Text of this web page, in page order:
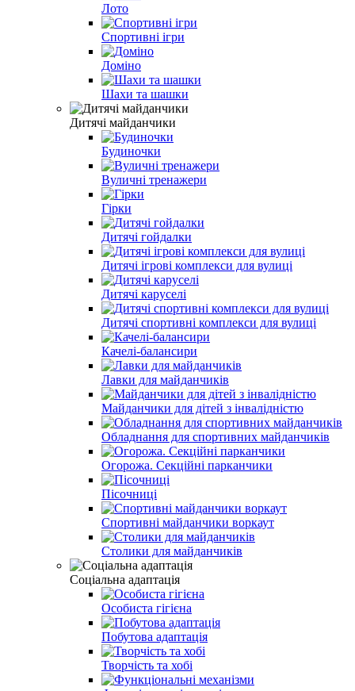
Лото
Спортивні ігри
Доміно
Шахи та шашки
Дитячі майданчики
Будиночки
Вуличні тренажери
Гірки
Дитячі гойдалки
Дитячі ігрові комплекси для вулиці
Дитячі каруселі
Дитячі спортивні комплекси для вулиці
Качелі-балансири
Лавки для майданчиків
Майданчики для дітей з інвалідністю
Обладнання для спортивних майданчиків
Огорожа. Секційні парканчики
Пісочниці
Спортивні майданчики воркаут
Столики для майданчиків
Соціальна адаптація
Особиста гігієна
Побутова адаптація
Творчість та хобі